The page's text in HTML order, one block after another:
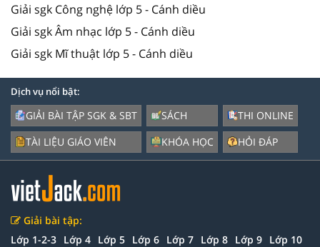
Giải sgk Công nghệ lớp 5 - Cánh diều
Giải sgk Âm nhạc lớp 5 - Cánh diều
Giải sgk Mĩ thuật lớp 5 - Cánh diều
Dịch vụ nổi bật:
GIẢI BÀI TẬP SGK & SBT
TÀI LIỆU GIÁO VIÊN
SÁCH
KHÓA HỌC
THI ONLINE
HỎI ĐÁP
Giải bài tập:
Lớp 1-2-3 Lớp 4 Lớp 5 Lớp 6 Lớp 7 Lớp 8 Lớp 9 Lớp 10